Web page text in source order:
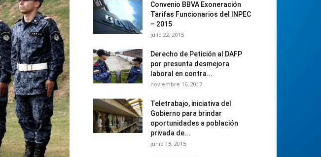
Convenio BBVA Exoneración
Tarifas Funcionarios del INPEC
– 2015
julio 22, 2015
Derecho de Petición al DAFP
por presunta desmejora
laboral en contra...
noviembre 16, 2017
Teletrabajo, iniciativa del
Gobierno para brindar
oportunidades a población
privada de...
junio 15, 2015